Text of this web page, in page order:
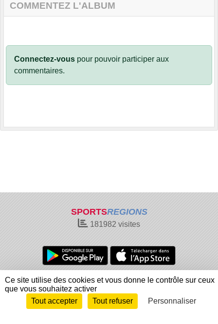
COMMENTEZ L'ALBUM
Connectez-vous pour pouvoir participer aux
commentaires.
SPORTSREGIONS
181982 visites
Charte cookies
Gestion des cookies
Informations légales
Signaler un contenu inapproprié
Envie de participer ?
Connexion
Ce site utilise des cookies et vous donne le contrôle sur ceux
que vous souhaitez activer
Tout accepter
Tout refuser Personnaliser